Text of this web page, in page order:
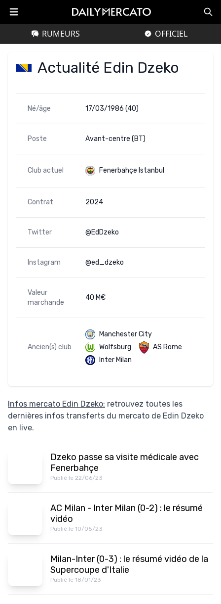
RUMEURS OFFICIEL
Actualité Edin Dzeko
Né/âge 17/03/1986 (40)
Poste Avant-centre (BT)
Club actuel Fenerbahçe Istanbul
Contrat 2024
Twitter @EdDzeko
Instagram @ed_dzeko
Valeur
marchande
40 M€
Ancien(s) club
Manchester City
Wolfsburg
AS Rome
Inter Milan
Infos mercato Edin Dzeko: retrouvez toutes les
dernières infos transferts du mercato de Edin Dzeko
en live.
Dzeko passe sa visite médicale avec
Fenerbahçe
Publié le 22/06/23
AC Milan - Inter Milan (0-2) : le résumé
vidéo
Publié le 10/05/23
Milan-Inter (0-3) : le résumé vidéo de la
Supercoupe d'Italie
Publié le 18/01/23